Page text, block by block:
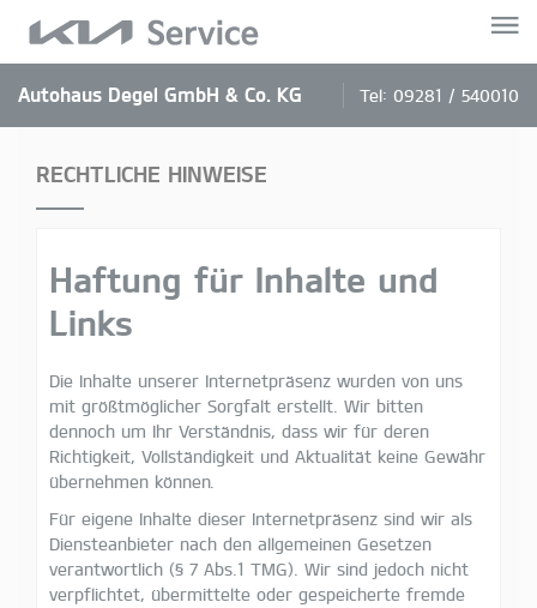
Autohaus Degel GmbH & Co. KG Tel: 09281 / 540010
RECHTLICHE HINWEISE
Haftung für Inhalte und
Links
Die Inhalte unserer Internetpräsenz wurden von uns
mit größtmöglicher Sorgfalt erstellt. Wir bitten
dennoch um Ihr Verständnis, dass wir für deren
Richtigkeit, Vollständigkeit und Aktualität keine Gewähr
übernehmen können.
Für eigene Inhalte dieser Internetpräsenz sind wir als
Diensteanbieter nach den allgemeinen Gesetzen
verantwortlich (§ 7 Abs.1 TMG). Wir sind jedoch nicht
verpflichtet, übermittelte oder gespeicherte fremde